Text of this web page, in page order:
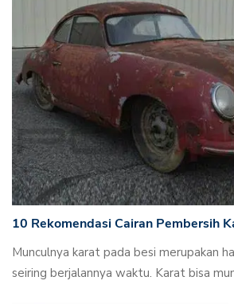
10 Rekomendasi Cairan Pembersih
Munculnya karat pada besi merupakan
seiring berjalannya waktu. Karat bisa